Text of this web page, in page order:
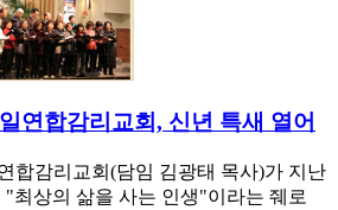
연합감리교회, 신년 특새 열어
합감리교회(담임 김광태 목사)가 지난
"최상의 삶을 사는 인생"이라는 줴로